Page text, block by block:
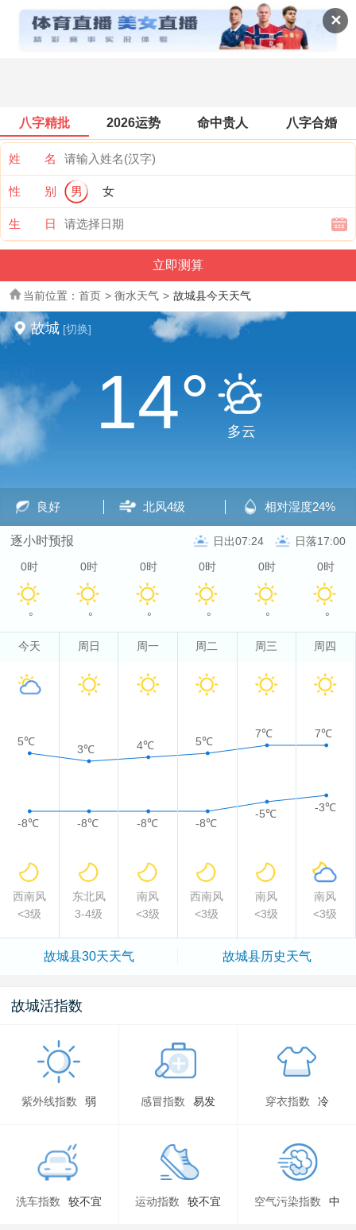
✕
全国天气
八字精批 2026运势 命中贵人 八字合婚
姓 名
性 别 男 女
生 日
当前位置： 首页 > 衡水天气 > 故城县今天天气
故城 [切换]
14° 多云
良好 北风4级 相对湿度24%
逐小时预报 日出07:24 日落17:00
0时
°
0时
°
0时
°
0时
°
0时
°
0时
°
今天 周日 周一 周二 周三 周四
5℃
3℃ 4℃ 5℃
7℃ 7℃
-8℃ -8℃ -8℃ -8℃
-5℃ -3℃
西南风 东北风 南风 西南风 南风
南风
<3级
3-4级 <3级 <3级 <3级 <3级
故城县30天天气 故城县历史天气
故城活指数
紫外线指数 弱 感冒指数 易发 穿衣指数 冷
洗车指数 较不宜 运动指数 较不宜 空气污染指数 中